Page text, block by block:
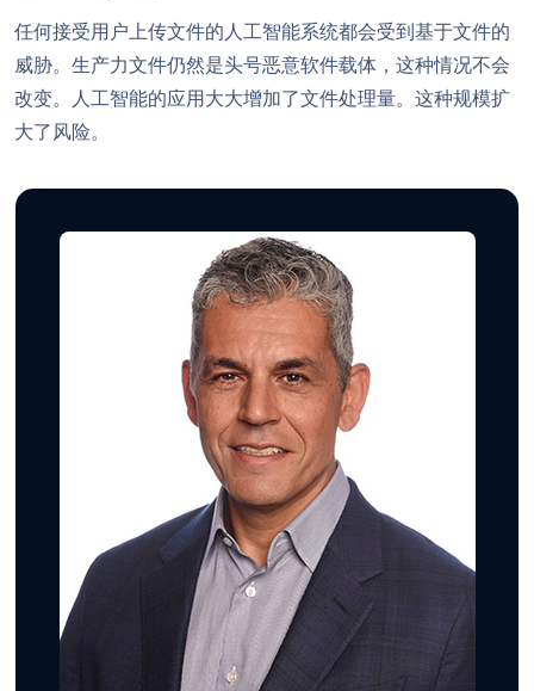
任何接受用户上传文件的人工智能系统都会受到基于文件的
威胁。生产力文件仍然是头号恶意软件载体，这种情况不会
改变。人工智能的应用大大增加了文件处理量。这种规模扩
大了风险。